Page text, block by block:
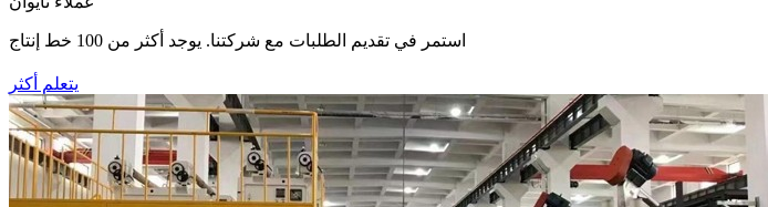
استمر في تقديم الطلبات مع شركتنا. يوجد أكثر من 100 خط إنتاج
يتعلم أكثر